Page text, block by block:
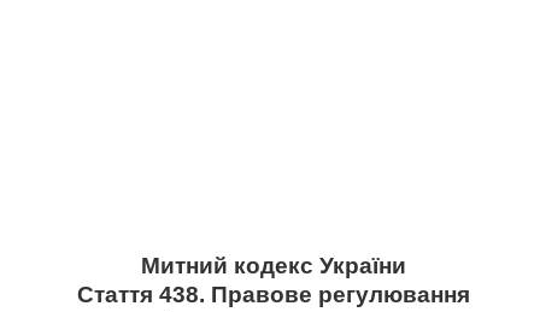
Митний кодекс України
Стаття 438. Правове регулювання